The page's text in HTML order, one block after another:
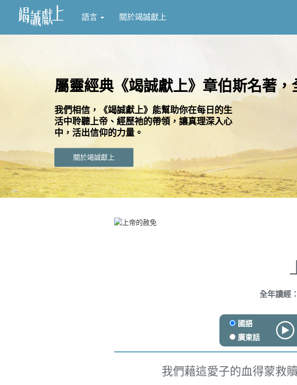
語言 關於竭誠獻上
屬靈經典《竭誠獻上》章伯斯名著
我們相信，《竭誠獻上》能幫助你在每日的生
活中聆聽上帝、經歷祂的帶領，讓真理深入心
中，活出信仰的力量。
關於竭誠獻上
全年讀經：
國語
廣東話
我們藉這愛子的血得蒙